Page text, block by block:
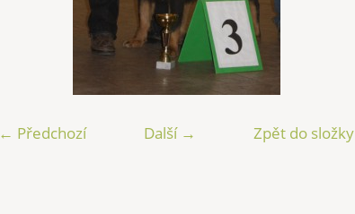
← Předchozí Další → Zpět do složky